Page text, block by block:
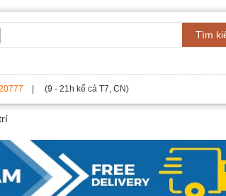
Tìm
| (9 - 21h kể cả T7, CN)